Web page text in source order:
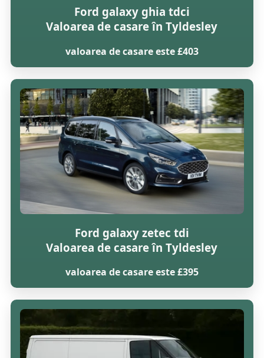
Ford galaxy ghia tdci
Valoarea de casare în Tyldesley
valoarea de casare este £403
Ford galaxy zetec tdi
Valoarea de casare în Tyldesley
valoarea de casare este £395